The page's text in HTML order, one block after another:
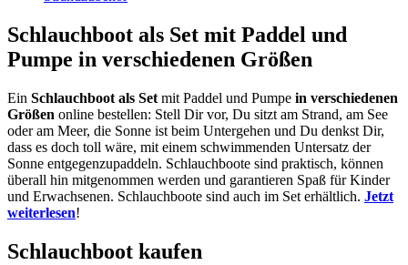
Schlauchboot als Set mit Paddel und
Pumpe in verschiedenen Größen
Ein Schlauchboot als Set mit Paddel und Pumpe in verschiedenen
Größen online bestellen: Stell Dir vor, Du sitzt am Strand, am See
oder am Meer, die Sonne ist beim Untergehen und Du denkst Dir,
dass es doch toll wäre, mit einem schwimmenden Untersatz der
Sonne entgegenzupaddeln. Schlauchboote sind praktisch, können
überall hin mitgenommen werden und garantieren Spaß für Kinder
und Erwachsenen. Schlauchboote sind auch im Set erhältlich. Jetzt
weiterlesen!
Schlauchboot kaufen